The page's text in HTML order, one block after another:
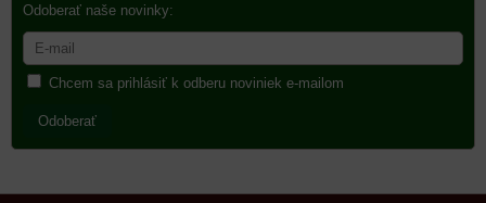
Odoberať naše novinky:
Chcem sa prihlásiť k odberu noviniek e-mailom
Odoberať